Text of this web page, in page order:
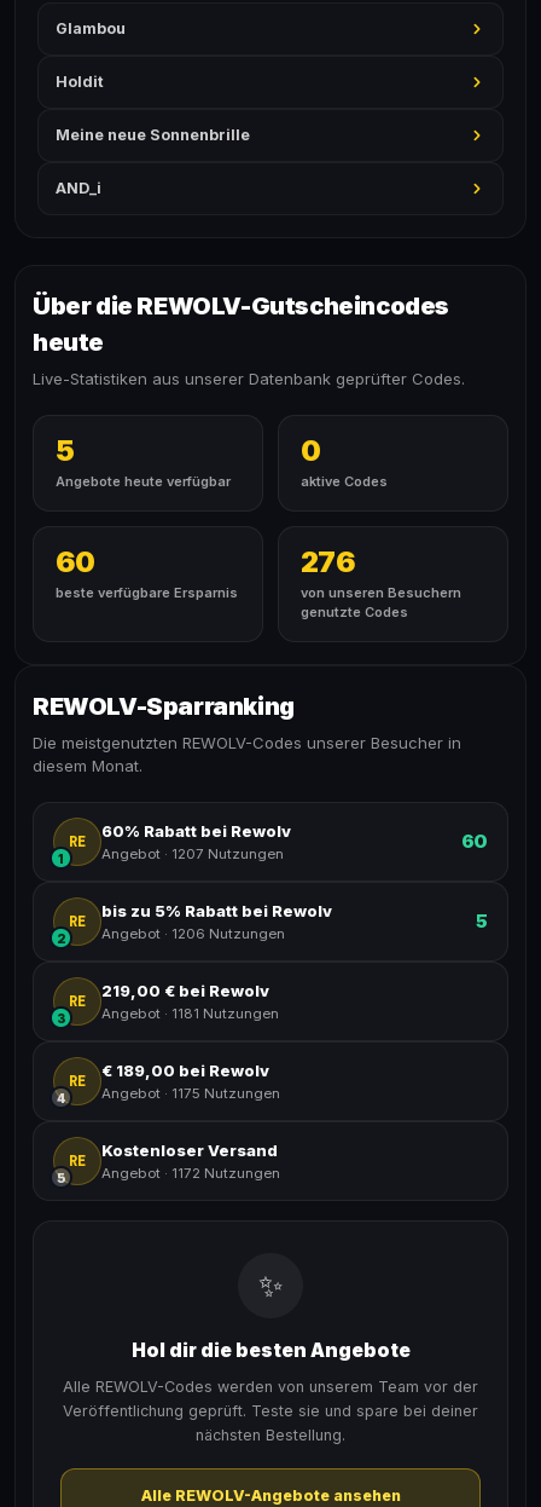
Glambou
Holdit
Meine neue Sonnenbrille
AND_i
Über die REWOLV-Gutscheincodes
heute
Live-Statistiken aus unserer Datenbank geprüfter Codes.
5
Angebote heute verfügbar
0
aktive Codes
60
beste verfügbare Ersparnis
276
von unseren Besuchern
genutzte Codes
REWOLV-Sparranking
Die meistgenutzten REWOLV-Codes unserer Besucher in
diesem Monat.
RE
1
60% Rabatt bei Rewolv
Angebot · 1207 Nutzungen
60
RE
2
bis zu 5% Rabatt bei Rewolv
Angebot · 1206 Nutzungen
5
RE
3
219,00 € bei Rewolv
Angebot · 1181 Nutzungen
RE
4
€ 189,00 bei Rewolv
Angebot · 1175 Nutzungen
RE
5
Kostenloser Versand
Angebot · 1172 Nutzungen
✨
Hol dir die besten Angebote
Alle REWOLV-Codes werden von unserem Team vor der
Veröffentlichung geprüft. Teste sie und spare bei deiner
nächsten Bestellung.
Alle REWOLV-Angebote ansehen